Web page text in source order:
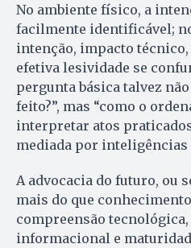
No ambiente físico, a
facilmente identificável;
intenção, impacto
efetiva lesividade se
pergunta básica talvez
feito?”, mas “como o
interpretar atos
mediada por inteligências
A advocacia do futuro, ou
mais do que
compreensão
informacional e